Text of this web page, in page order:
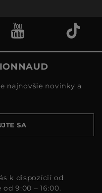
najnovšie novinky a
SA
k dispozícií od
9:00 – 16:00.